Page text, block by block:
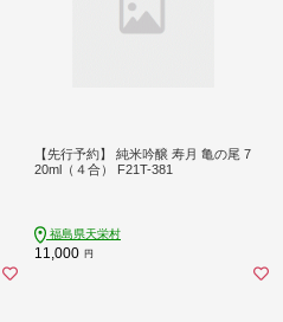
【先行予約】 純米吟醸 寿月 亀の尾 7
20ml（４合） F21T-381
福島県天栄村
11,000 円